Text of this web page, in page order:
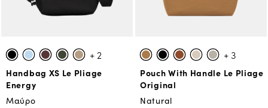
+ 2
Handbag XS Le Pliage
Energy
Μαύρο
+ 3
Pouch With Handle Le Pliage
Original
Natural